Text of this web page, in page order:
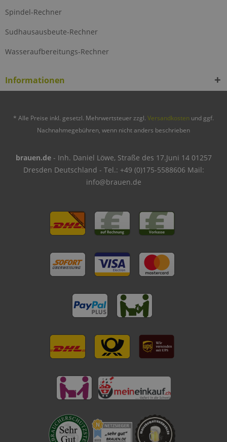
Spindel-Rechner
Sudhausausbeute-Rechner
Wasseraufbereitungs-Rechner
Informationen
* Alle Preise inkl. gesetzl. Mehrwertsteuer zzgl. Versandkosten und ggf.
Nachnahmegebühren, wenn nicht anders beschrieben
brauen.de- Inh. Daniel Löwe, Straße des 17.Juni 14 01257
Dresden Deutschland - Tel.: +49 (0)175-5588606 Mail:
info@brauen.de